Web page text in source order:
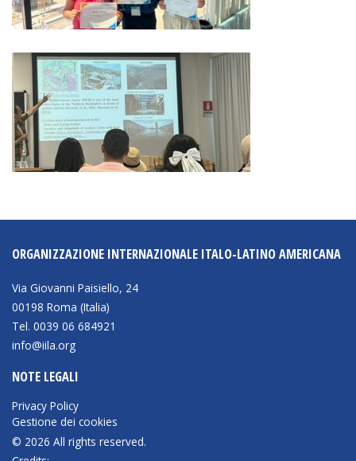
ORGANIZZAZIONE INTERNAZIONALE ITALO-LATINO AMERICANA
Via Giovanni Paisiello, 24
00198 Roma (Italia)
Tel. 0039 06 684921
info@iila.org
NOTE LEGALI
Privacy Policy
Gestione dei cookies
© 2026 All rights reserved.